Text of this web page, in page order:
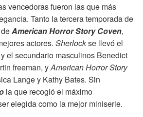
vencedoras fueron las que más
Tanto la tercera temporada de
American Horror Story Coven,
actores. Sherlockse llevó el
el secundario masculinos Benedict
freeman, yAmerican Horror Story
Lange y Kathy Bates. Sin
la que recogió el máximo
elegida como la mejor miniserie.